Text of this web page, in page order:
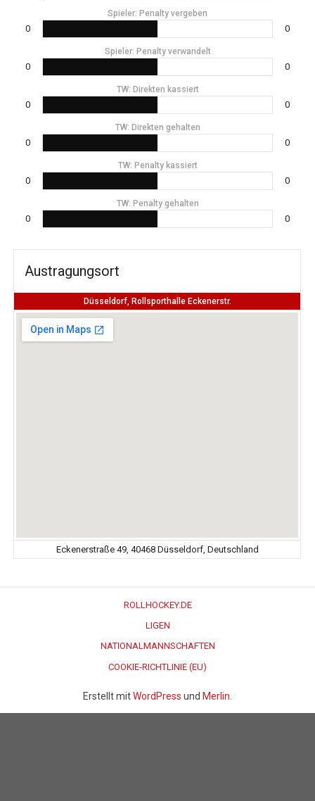
Spieler: Penalty vergeben
0 0
Spieler: Penalty verwandelt
0 0
TW: Direkten kassiert
0 0
TW: Direkten gehalten
0 0
TW: Penalty kassiert
0 0
TW: Penalty gehalten
0 0
Austragungsort
Düsseldorf, Rollsporthalle Eckenerstr.
Eckenerstraße 49, 40468 Düsseldorf, Deutschland
ROLLHOCKEY.DE
LIGEN
NATIONALMANNSCHAFTEN
COOKIE-RICHTLINIE (EU)
Erstellt mitWordPress und Merlin